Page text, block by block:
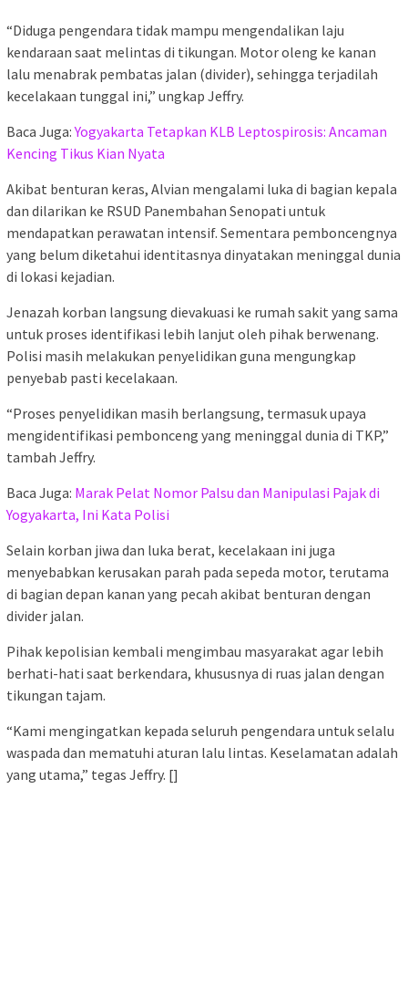
“Diduga pengendara tidak mampu mengendalikan laju
kendaraan saat melintas di tikungan. Motor oleng ke kanan
lalu menabrak pembatas jalan (divider), sehingga terjadilah
kecelakaan tunggal ini,” ungkap Jeffry.
Baca Juga:Yogyakarta Tetapkan KLB Leptospirosis: Ancaman
Kencing Tikus Kian Nyata
Akibat benturan keras, Alvian mengalami luka di bagian kepala
dan dilarikan ke RSUD Panembahan Senopati untuk
mendapatkan perawatan intensif. Sementara pemboncengnya
yang belum diketahui identitasnya dinyatakan meninggal dunia
di lokasi kejadian.
Jenazah korban langsung dievakuasi ke rumah sakit yang sama
untuk proses identifikasi lebih lanjut oleh pihak berwenang.
Polisi masih melakukan penyelidikan guna mengungkap
penyebab pasti kecelakaan.
“Proses penyelidikan masih berlangsung, termasuk upaya
mengidentifikasi pembonceng yang meninggal dunia di TKP,”
tambah Jeffry.
Baca Juga: Marak Pelat Nomor Palsu dan Manipulasi Pajak di
Yogyakarta, Ini Kata Polisi
Selain korban jiwa dan luka berat, kecelakaan ini juga
menyebabkan kerusakan parah pada sepeda motor, terutama
di bagian depan kanan yang pecah akibat benturan dengan
divider jalan.
Pihak kepolisian kembali mengimbau masyarakat agar lebih
berhati-hati saat berkendara, khususnya di ruas jalan dengan
tikungan tajam.
“Kami mengingatkan kepada seluruh pengendara untuk selalu
waspada dan mematuhi aturan lalu lintas. Keselamatan adalah
yang utama,” tegas Jeffry. []